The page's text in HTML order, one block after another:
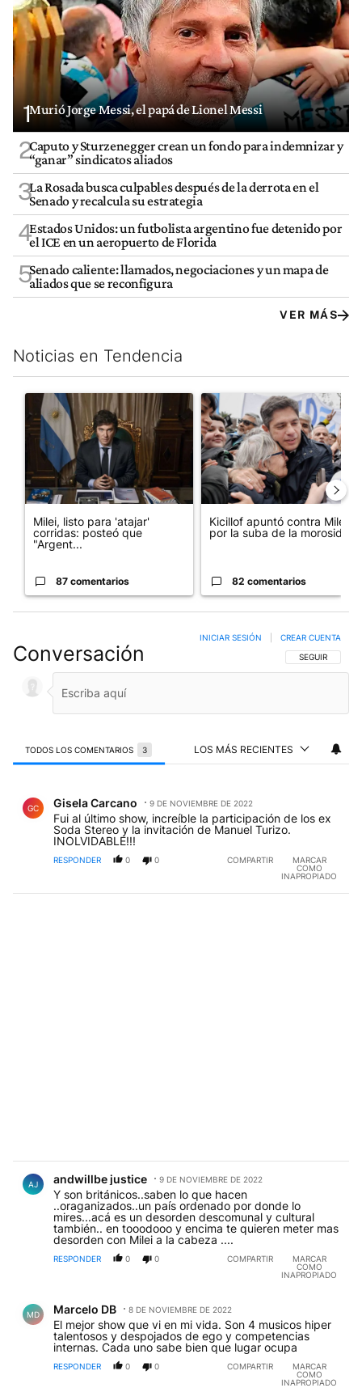
1Murió Jorge Messi, el papá de Lionel Messi
2Caputo y Sturzenegger crean un fondo para indemnizar y
“ganar” sindicatos aliados
3La Rosada busca culpables después de la derrota en el
Senado y recalcula su estrategia
4Estados Unidos: un futbolista argentino fue detenido por
el ICE en un aeropuerto de Florida
5Senado caliente: llamados, negociaciones y un mapa de
aliados que se reconfigura
VER MÁS
Noticias en Tendencia
Este listado muestra los artículos con más comentarios en los
Un artículo de tendencia con el título "Milei, listo para 'atajar'
Milei, listo para 'atajar'
corridas: posteó que
"Argent...
87 comentarios
Un artículo de tendencia con
Kicillof apuntó contra Milei
por la suba de la morosida...
82 comentarios
Conversación SIGA ESTA
SEGUIR
INICIAR SESIÓN CREAR CUENTA
TODOS LOS COMENTARIOS 3 LOS MÁS RECIENTES
GC Gisela Carcano 9 DE NOVIEMBRE DE 2022
Fui al último show, increíble la participación de los ex
Soda Stereo y la invitación de Manuel Turizo.
INOLVIDABLE!!!
RESPONDER 0 0 COMPARTIR
MARCAR
COMO
INAPROPIADO
AJ andwillbe justice 9 DE NOVIEMBRE DE 2022
Y son británicos..saben lo que hacen
..oraganizados..un país ordenado por donde lo
mires...acá es un desorden descomunal y cultural
también.. en tooodooo y encima te quieren meter mas
desorden con Milei a la cabeza ....
RESPONDER 0 0 COMPARTIR
MARCAR
COMO
INAPROPIADO
MD Marcelo DB 8 DE NOVIEMBRE DE 2022
El mejor show que vi en mi vida. Son 4 musicos hiper
talentosos y despojados de ego y competencias
internas. Cada uno sabe bien que lugar ocupa
RESPONDER 0 0 COMPARTIR
MARCAR
COMO
INAPROPIADO